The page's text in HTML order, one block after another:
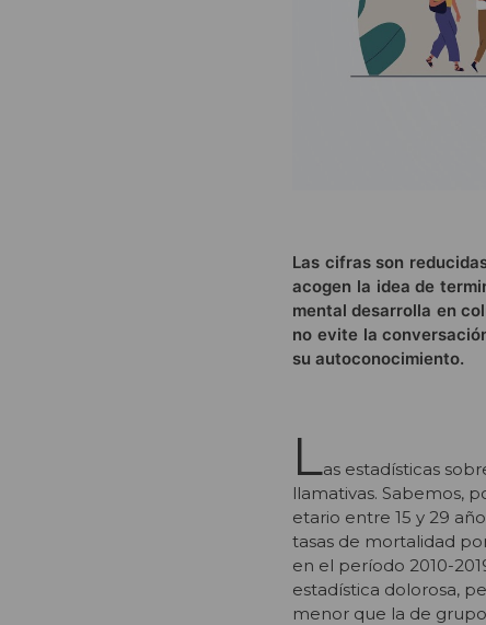
Las cifras son
acogen la idea de
mental desarrolla en
no evite la
su autoconocimiento.
Las estadísticas
llamativas. Sabemos,
etario entre 15 y 29
tasas de mortalidad
en el período 2010-
estadística dolorosa,
menor que la de